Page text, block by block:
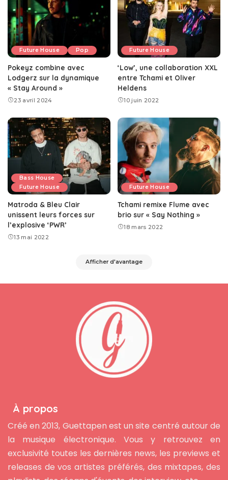
Future House Pop
Pokeyz combine avec
Lodgerz sur la dynamique
« Stay Around »
23 avril 2024
Future House
‘Low’, une collaboration XXL
entre Tchami et Oliver
Heldens
10 juin 2022
Bass House
Future House
Matroda & Bleu Clair
unissent leurs forces sur
l’explosive ‘PWR’
13 mai 2022
Future House
Tchami remixe Flume avec
brio sur « Say Nothing »
18 mars 2022
Afficher d'avantage
À propos
Créé en 2013, Guettapen est un site centré autour de
la musique électronique. Vous y retrouvez en
exclusivité toutes les dernières news, les previews et
releases de vos artistes préférés, des mixtapes, des